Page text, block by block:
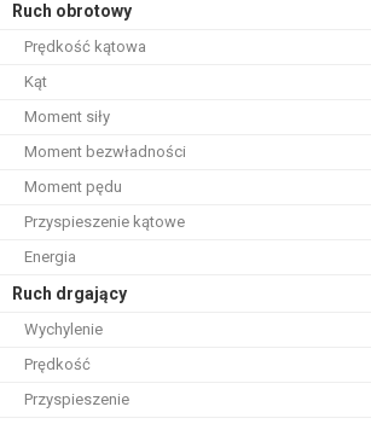
Ruch obrotowy
Prędkość kątowa
Kąt
Moment siły
Moment bezwładności
Moment pędu
Przyspieszenie kątowe
Energia
Ruch drgający
Wychylenie
Prędkość
Przyspieszenie